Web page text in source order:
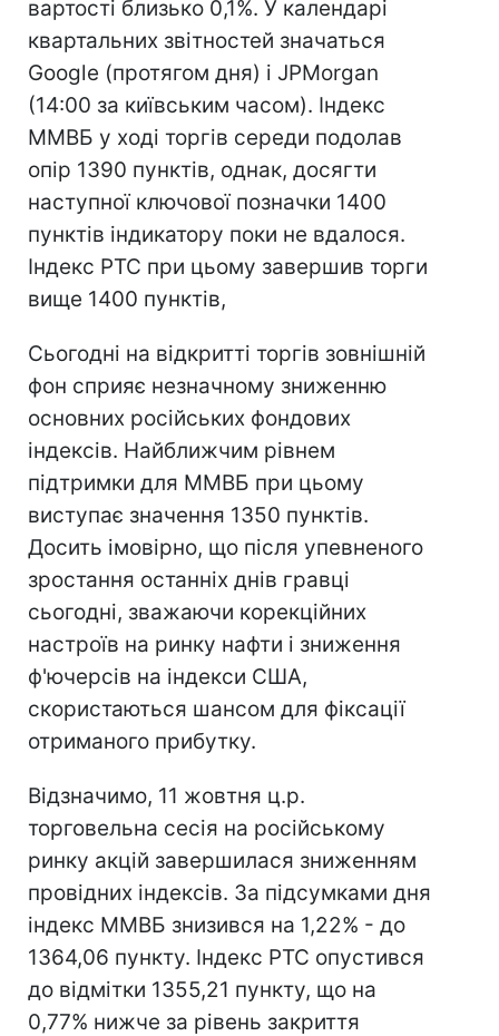
вартості близько 0,1%. У календарі
квартальних звітностей значаться
Google (протягом дня) і JPMorgan
(14:00 за київським часом). Індекс
ММВБ у ході торгів середи подолав
опір 1390 пунктів, однак, досягти
наступної ключової позначки 1400
пунктів індикатору поки не вдалося.
Індекс РТС при цьому завершив торги
вище 1400 пунктів,
Сьогодні на відкритті торгів зовнішній
фон сприяє незначному зниженню
основних російських фондових
індексів. Найближчим рівнем
підтримки для ММВБ при цьому
виступає значення 1350 пунктів.
Досить імовірно, що після упевненого
зростання останніх днів гравці
сьогодні, зважаючи корекційних
настроїв на ринку нафти і зниження
ф'ючерсів на індекси США,
скористаються шансом для фіксації
отриманого прибутку.
Відзначимо, 11 жовтня ц.р.
торговельна сесія на російському
ринку акцій завершилася зниженням
провідних індексів. За підсумками дня
індекс ММВБ знизився на 1,22% - до
1364,06 пункту. Індекс РТС опустився
до відмітки 1355,21 пункту, що на
0,77% нижче за рівень закриття